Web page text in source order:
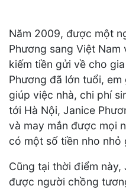
Năm 2009, được một
Phương sang Việt
kiếm tiền gửi về cho
Phương đã lớn tuổi, em
giúp việc nhà, chi phí
tới Hà Nội, Janice
và may mắn được mọi
có một số tiền nho nhỏ
Cũng tại thời điểm
được người chồng